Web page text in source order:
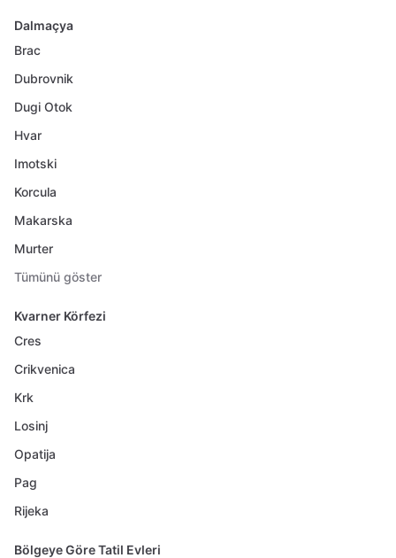
Dalmaçya
Brac
Dubrovnik
Dugi Otok
Hvar
Imotski
Korcula
Makarska
Murter
Tümünü göster
Kvarner Körfezi
Cres
Crikvenica
Krk
Losinj
Opatija
Pag
Rijeka
Bölgeye Göre Tatil Evleri